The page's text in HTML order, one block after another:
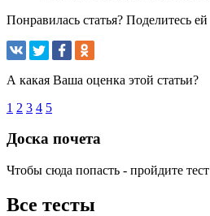
Понравилась статья? Поделитесь ей
А какая Ваша оценка этой статьи?
1 2 3 4 5
Доска почета
Чтобы сюда попасть - пройдите тест
Все тесты